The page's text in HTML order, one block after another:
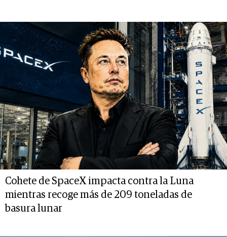
Cohete de SpaceX impacta contra la Luna
mientras recoge más de 209 toneladas de
basura lunar